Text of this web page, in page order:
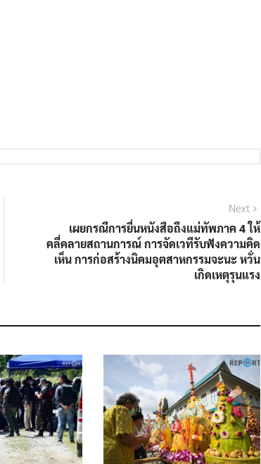
Next
เผยกรณีการยื่นหนังสือถึงแม่ทัพภาค 4 ให้
คลี่คลายสถานการณ์ การจัดเวทีรับฟังความคิด
เห็น การก่อสร้างนิคมอุตสาหกรรมจะนะ หวั่น
เกิดเหตุรุนแรง